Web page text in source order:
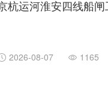
2026-08-07 1165